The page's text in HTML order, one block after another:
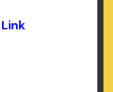
Link